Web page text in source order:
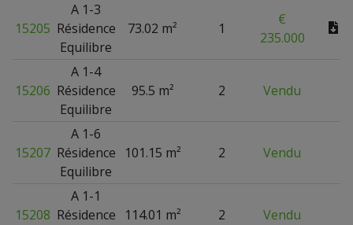
15205
A 1-3
Résidence
Equilibre
73.02 m² 1
€
235.000
15206
A 1-4
Résidence
Equilibre
95.5 m² 2 Vendu
15207
A 1-6
Résidence
Equilibre
101.15 m² 2 Vendu
15208
A 1-1
Résidence
114.01 m² 2 Vendu